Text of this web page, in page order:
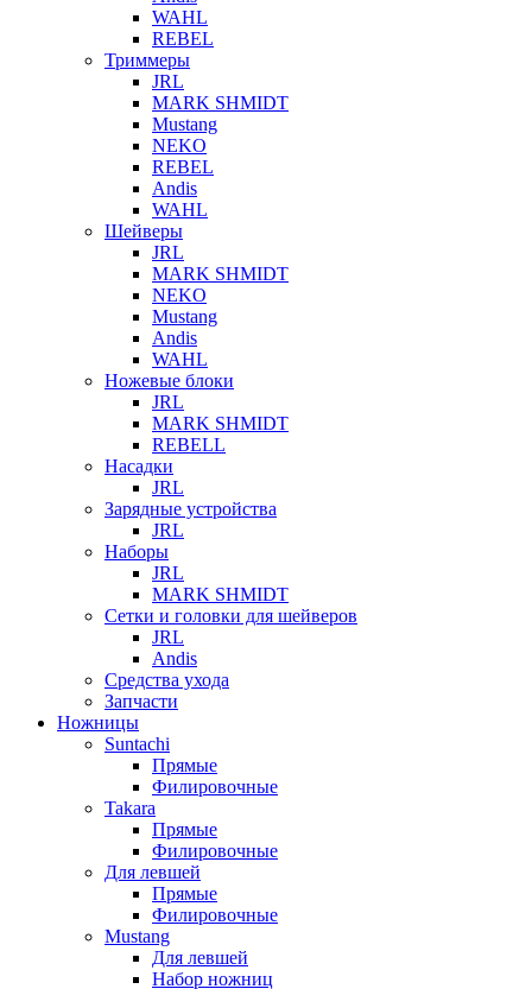
WAHL
REBEL
Триммеры
JRL
MARK SHMIDT
Mustang
NEKO
REBEL
Andis
WAHL
Шейверы
JRL
MARK SHMIDT
NEKO
Mustang
Andis
WAHL
Ножевые блоки
JRL
MARK SHMIDT
REBELL
Насадки
JRL
Зарядные устройства
JRL
Наборы
JRL
MARK SHMIDT
Сетки и головки для шейверов
JRL
Andis
Средства ухода
Запчасти
Ножницы
Suntachi
Прямые
Филировочные
Takara
Прямые
Филировочные
Для левшей
Прямые
Филировочные
Mustang
Для левшей
Набор ножниц